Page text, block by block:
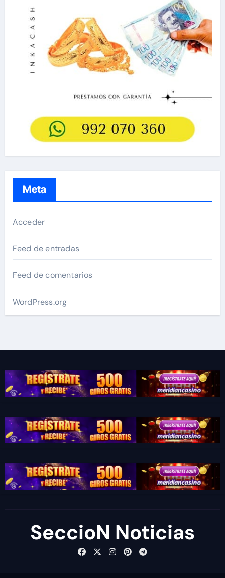
Meta
Acceder
Feed de entradas
Feed de comentarios
WordPress.org
SeccioN Noticias